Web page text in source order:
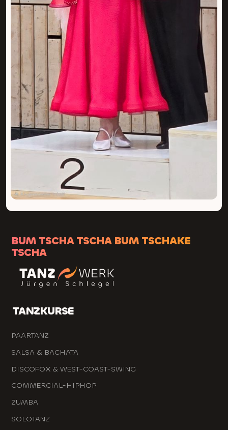
BUM TSCHA TSCHA BUM TSCHAKE
TSCHA
TANZKURSE
PAARTANZ
SALSA & BACHATA
DISCOFOX & WEST-COAST-SWING
COMMERCIAL-HIPHOP
ZUMBA
SOLOTANZ